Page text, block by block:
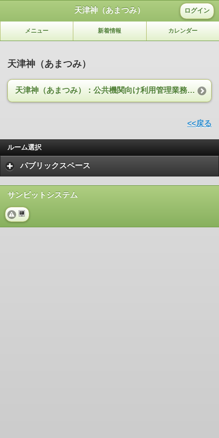
天津神（あまつみ） ログイン
メニュー 新着情報 カレンダー
天津神（あまつみ）
天津神（あまつみ）：公共機関向け利用管理業務スイート
<<戻る
ルーム選択
パブリックスペース
サンビットシステム